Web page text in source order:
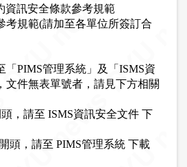
資訊安全條款參考規範
考規範(請加至各單位所簽訂合
「PIMS管理系統」及「ISMS資
文件無表單號者，請見下方相關
，請至 ISMS資訊安全文件 下
頭，請至 PIMS管理系統 下載